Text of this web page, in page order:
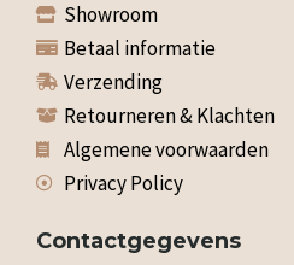
Showroom
Betaal informatie
Verzending
Retourneren & Klachten
Algemene voorwaarden
Privacy Policy
Contactgegevens